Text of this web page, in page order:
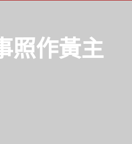
照作黃主